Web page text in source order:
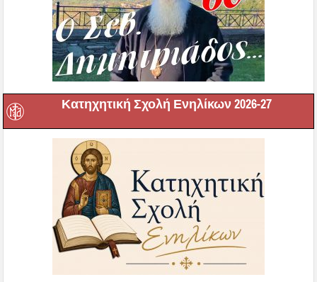
Κατηχητική Σχολή Ενηλίκων 2026-27